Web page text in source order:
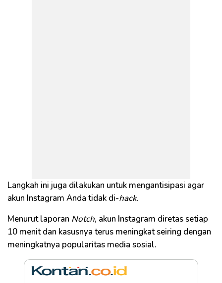
Langkah ini juga dilakukan untuk mengantisipasi agar
akun Instagram Anda tidak di-hack.
Menurut laporan Notch, akun Instagram diretas setiap
10 menit dan kasusnya terus meningkat seiring dengan
meningkatnya popularitas media sosial.